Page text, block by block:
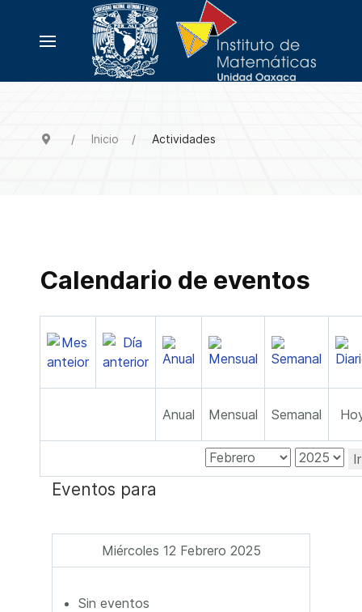
Inicio Actividades
Calendario de eventos
Anual Mensual Semanal
Eventos para
Miércoles 12 Febrero 2025
Sin eventos